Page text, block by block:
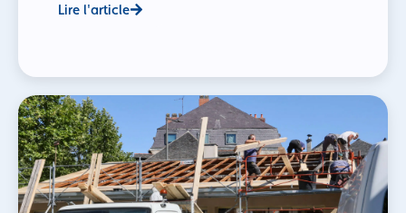
Lire l'article